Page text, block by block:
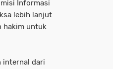
Informasi
lebih lanjut
hakim untuk
internal dari